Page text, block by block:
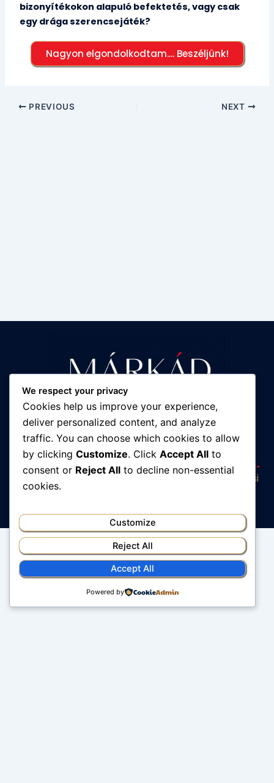
bizonyítékokon alapuló befektetés, vagy csak
egy drága szerencsejáték?
Nagyon elgondolkodtam.... Beszéljünk!
PREVIOUS NEXT
Ne építs tovább egy rosszul
működő vállalkozást. Tervezd újra.
Sóki Judit — márkastratéga és vállalkozásfejlesztési
Menu
Copyright © 2026 MÁRKÁD
We respect your privacy
Cookies help us improve your experience,
deliver personalized content, and analyze
traffic. You can choose which cookies to allow
by clicking Customize. Click Accept All to
consent or Reject All to decline non-essential
cookies.
Customize
Reject All
Accept All
Powered by